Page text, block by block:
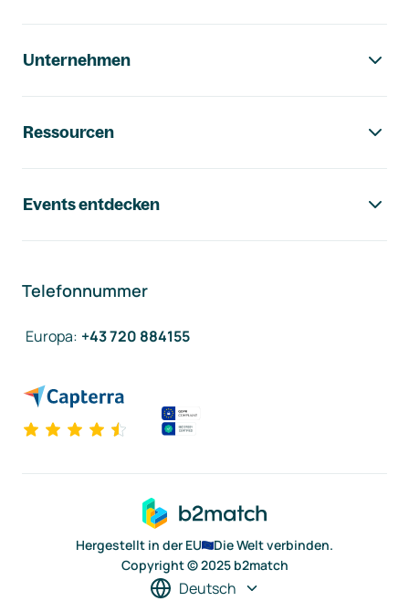
Unternehmen
Ressourcen
Events entdecken
Telefonnummer
Europa: +43 720 884155
Hergestellt in der EU
Die Welt verbinden.
Copyright © 2025 b2match
Deutsch